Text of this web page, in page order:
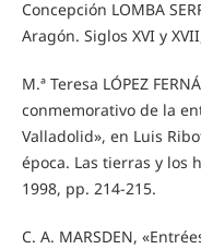
Concepción LOMBA
Aragón. Siglos XVI y
M.ª Teresa LÓPEZ
conmemorativo de la
Valladolid», en Luis
época. Las tierras y los
1998, pp. 214-215.
C. A. MARSDEN,